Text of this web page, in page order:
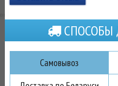
СПОСОБЫ
Самовывоз